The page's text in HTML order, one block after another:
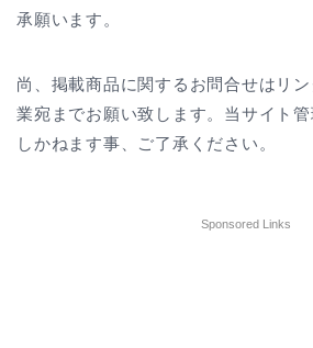
承願います。
尚、掲載商品に関するお問合せはリ
業宛までお願い致します。当サイト
しかねます事、ご了承ください。
Sponsored Links